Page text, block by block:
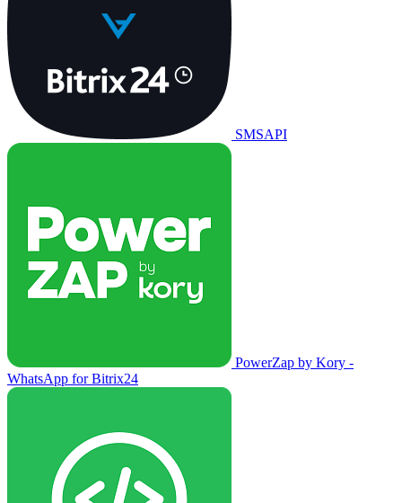
SMSAPI
PowerZap by Kory -
WhatsApp for Bitrix24